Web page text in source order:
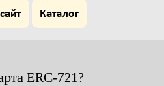
Каталог
ERC-721?